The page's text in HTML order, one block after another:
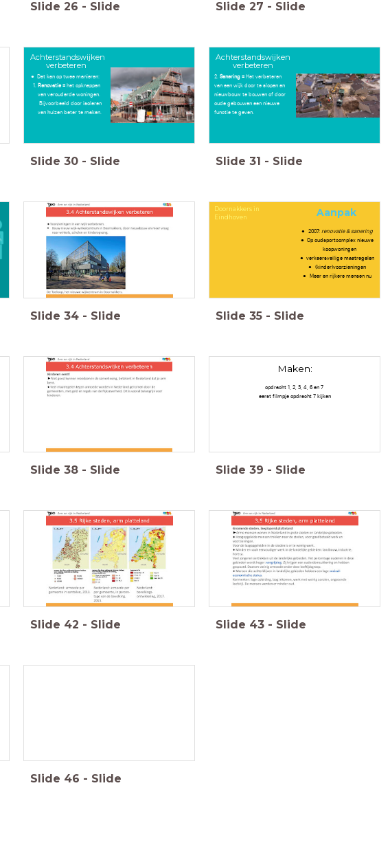
Slide 26 - Slide Slide 27 - Slide
Achterstandswijken
verbeteren
Dat kan op twee manieren:
Renovatie = het opknappen
van verouderde woningen.
Bijvoorbeeld door isoleren
van huizen beter te maken.
Slide 30 - Slide
Achterstandswijken
verbeteren
2.Sanering =Het verbeteren
van een wijk door te slopen en
nieuwbouw te bouwen of door
oude gebouwen een nieuwe
functie te geven.
Slide 31 - Slide
Slide 34 - Slide
Aanpak
2007: renovatie & sanering
Op oudsportcomplex nieuwe
koopwoningen
verkeersveilige maatregelen
(kinder)voorzieningen
Meer en rijkere mensen nu
Doornakkers in
Eindhoven
Slide 35 - Slide
Slide 38 - Slide
Maken:
opdracht 1, 2, 3, 4, 6 en 7
eerst filmpje opdracht 7 kijken
Slide 39 - Slide
Slide 42 - Slide Slide 43 - Slide
Slide 46 - Slide